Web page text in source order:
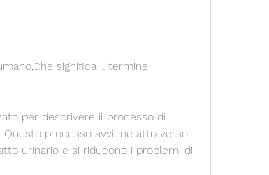
per descrivere il processo di
processo avviene attraverso
urinario e si riducono i problemi di